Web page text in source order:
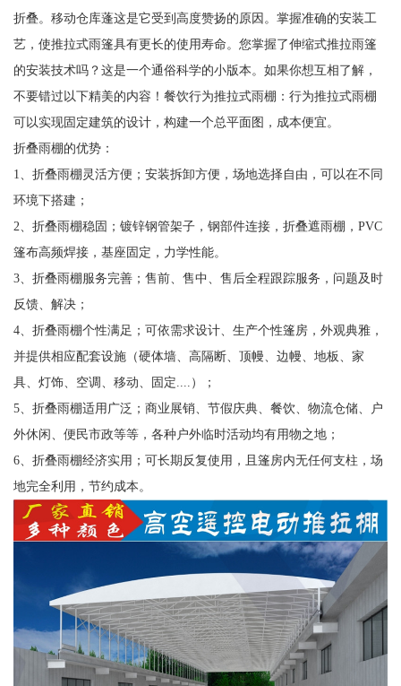
折叠。移动仓库蓬这是它受到高度赞扬的原因。掌握准确的安装工
艺，使推拉式雨篷具有更长的使用寿命。您掌握了伸缩式推拉雨篷
的安装技术吗？这是一个通俗科学的小版本。如果你想互相了解，
不要错过以下精美的内容！餐饮行为推拉式雨棚：行为推拉式雨棚
可以实现固定建筑的设计，构建一个总平面图，成本便宜。
折叠雨棚的优势：
1、折叠雨棚灵活方便；安装拆卸方便，场地选择自由，可以在不同
环境下搭建；
2、折叠雨棚稳固；镀锌钢管架子，钢部件连接，折叠遮雨棚，PVC
篷布高频焊接，基座固定，力学性能。
3、折叠雨棚服务完善；售前、售中、售后全程跟踪服务，问题及时
反馈、解决；
4、折叠雨棚个性满足；可依需求设计、生产个性篷房，外观典雅，
并提供相应配套设施（硬体墙、高隔断、顶幔、边幔、地板、家
具、灯饰、空调、移动、固定....）；
5、折叠雨棚适用广泛；商业展销、节假庆典、餐饮、物流仓储、户
外休闲、便民市政等等，各种户外临时活动均有用物之地；
6、折叠雨棚经济实用；可长期反复使用，且篷房内无任何支柱，场
地完全利用，节约成本。